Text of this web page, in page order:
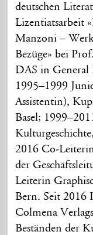
deutschen
Lizentiatsarbeit
Manzoni –
Bezüge» bei
DAS in General
1995–1999
Assistentin),
Basel;
2016 Co-
der
Leiterin
Bern. Seit 2016
Colmena
Beständen der